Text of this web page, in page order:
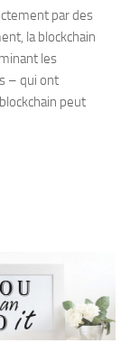
par des
la blockchain
les
– qui ont
peut